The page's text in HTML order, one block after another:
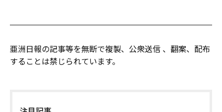
亜洲日報の記事等を無断で複製、公衆送信 、翻案、配布
することは禁じられています。